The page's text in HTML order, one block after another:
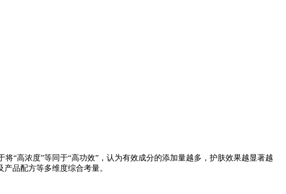
“高浓度”等同于“高功效”，认为有效成分的添加量越多，护肤效果越显著越
品配方等多维度综合考量。